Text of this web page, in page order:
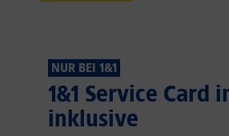
NUR BEI 1&1
1&1 Service Card
inklusive